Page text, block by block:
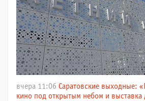
вчера 11:06 Саратовские выходные:
кино под открытым небом и выставка